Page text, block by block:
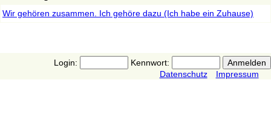
Wir gehören zusammen. Ich gehöre dazu (Ich habe ein Zuhause)
Login:
Kennwort:
Datenschutz
Impressum